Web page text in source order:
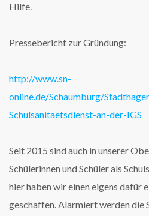
Hilfe.
Pressebericht zur Gründung:
http://www.sn-
online.de/Schaumburg/
Schulsanitaetsdienst-an-der-IGS
Seit 2015 sind auch in unserer
Schülerinnen und Schüler als
hier haben wir einen eigens dafür
geschaffen. Alarmiert werden die